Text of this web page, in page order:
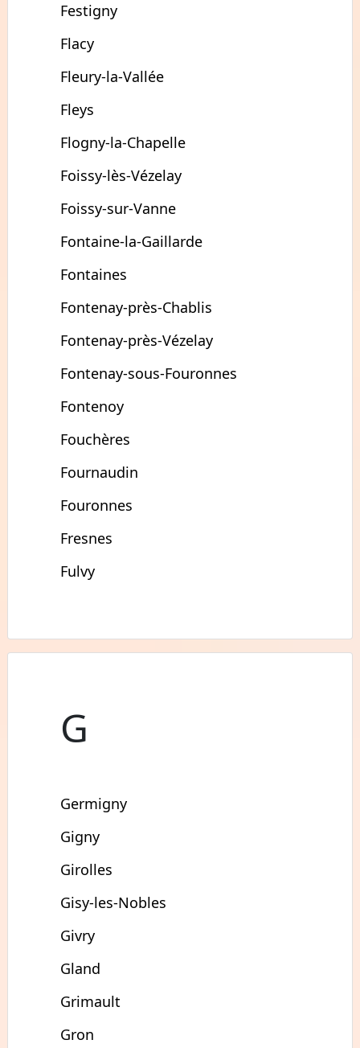
Festigny
Flacy
Fleury-la-Vallée
Fleys
Flogny-la-Chapelle
Foissy-lès-Vézelay
Foissy-sur-Vanne
Fontaine-la-Gaillarde
Fontaines
Fontenay-près-Chablis
Fontenay-près-Vézelay
Fontenay-sous-Fouronnes
Fontenoy
Fouchères
Fournaudin
Fouronnes
Fresnes
Fulvy
G
Germigny
Gigny
Girolles
Gisy-les-Nobles
Givry
Gland
Grimault
Gron